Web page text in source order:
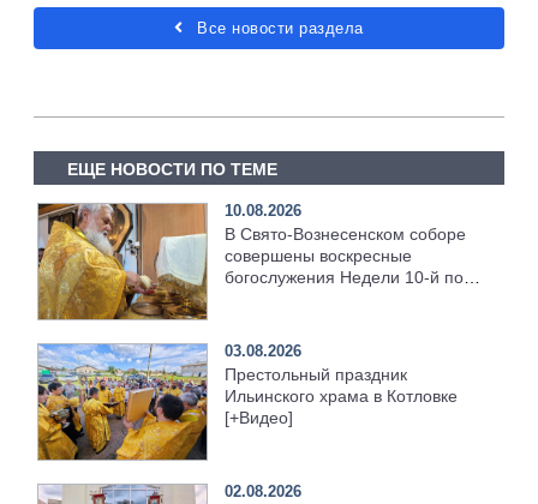
Все новости раздела
ЕЩЕ НОВОСТИ ПО ТЕМЕ
10.08.2026
В Свято‑Вознесенском соборе
совершены воскресные
богослужения Недели 10‑й по
03.08.2026
Престольный праздник
Ильинского храма в Котловке
[+Видео]
02.08.2026